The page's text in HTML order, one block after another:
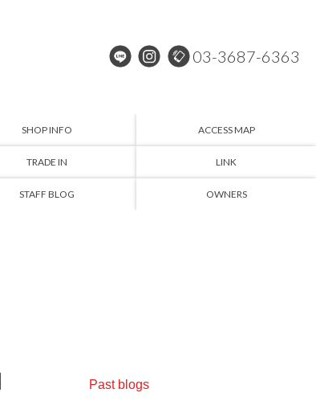
03-3687-6363
SHOP INFO ACCESS MAP
TRADE IN LINK
STAFF BLOG OWNERS
Past blogs